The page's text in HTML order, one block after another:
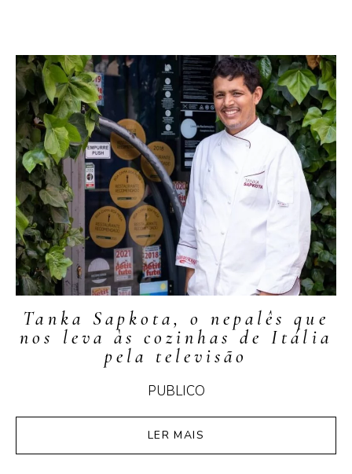
Tanka Sapkota, o nepalês que
nos leva às cozinhas de Itália
pela televisão
PUBLICO
LER MAIS